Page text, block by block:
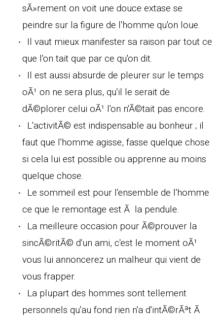
sÃ»rement on voit une douce extase se
peindre sur la figure de l'homme qu'on loue.
Il vaut mieux manifester sa raison par tout ce
que l'on tait que par ce qu'on dit.
Il est aussi absurde de pleurer sur le temps
oÃ¹ on ne sera plus, qu'il le serait de
dÃ©plorer celui oÃ¹ l'on n'Ã©tait pas encore.
L'activitÃ© est indispensable au bonheur ; il
faut que l'homme agisse, fasse quelque chose
si cela lui est possible ou apprenne au moins
quelque chose.
Le sommeil est pour l'ensemble de l'homme
ce que le remontage est Ã la pendule.
La meilleure occasion pour Ã©prouver la
sincÃ©ritÃ© d'un ami, c'est le moment oÃ¹
vous lui annoncerez un malheur qui vient de
vous frapper.
La plupart des hommes sont tellement
personnels qu'au fond rien n'a d'intÃ©rÃªt Ã